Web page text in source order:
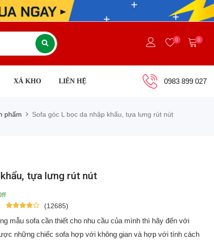
0 0
XẢ KHO LIÊN HỆ 0983 899 027
phẩm Sofa góc L bọc da nhập khẩu, tựa lưng rút nút
tựa lưng rút nút
(12685)
mẫu sofa cần thiết cho nhu cầu của mình thì hãy đến với
những chiếc sofa hợp với không gian và hợp với tính cách